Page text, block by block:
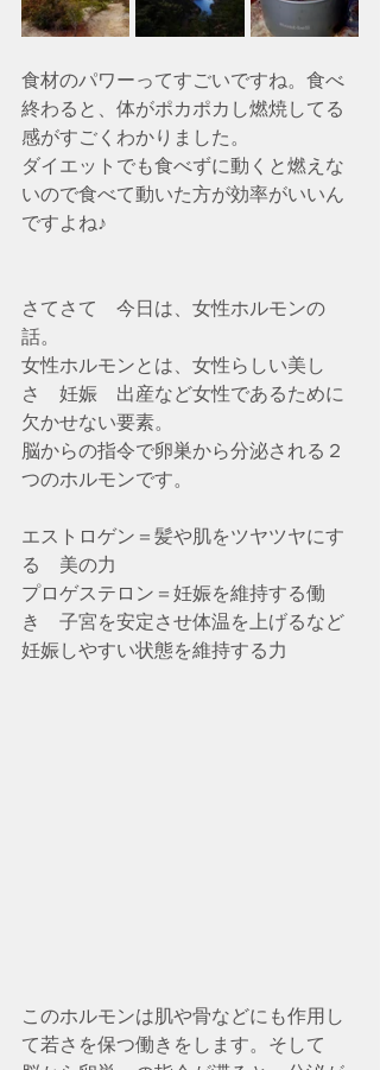
食材のパワーってすごいですね。食べ
終わると、体がポカポカし燃焼してる
感がすごくわかりました。
ダイエットでも食べずに動くと燃えな
いので食べて動いた方が効率がいいん
ですよね♪
さてさて　今日は、女性ホルモンの
話。
女性ホルモンとは、女性らしい美し
さ　妊娠　出産など女性であるために
欠かせない要素。
脳からの指令で卵巣から分泌される２
つのホルモンです。
エストロゲン＝髪や肌をツヤツヤにす
る　美の力
プロゲステロン＝妊娠を維持する働
き　子宮を安定させ体温を上げるなど
妊娠しやすい状態を維持する力
このホルモンは肌や骨などにも作用し
て若さを保つ働きをします。そして